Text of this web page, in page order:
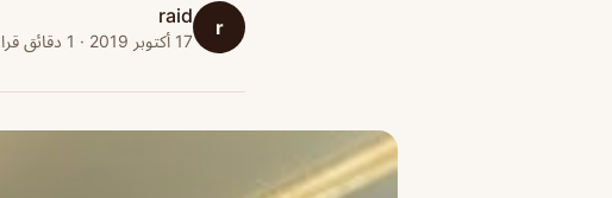
r
raid
17 أكتوبر 2019 · 1 دقائق قراءة